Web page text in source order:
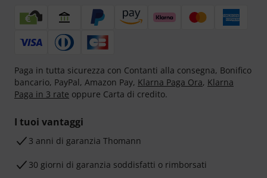
Paga in tutta sicurezza con Contanti alla consegna, Bonifico
bancario, PayPal, Amazon Pay, Klarna Paga Ora, Klarna
Paga in 3 rate oppure Carta di credito.
I tuoi vantaggi
3 anni di garanzia Thomann
30 giorni di garanzia soddisfatti o rimborsati